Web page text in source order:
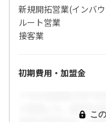
「UQモバイルの
新規開拓営業(インバ
ルート営業
接客業
初期費用・加盟金
こ